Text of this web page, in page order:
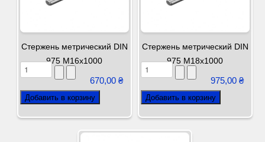
Стержень метрический DIN
975 М16х1000
670,00 ₴
Стержень метрический DIN
975 М18х1000
975,00 ₴